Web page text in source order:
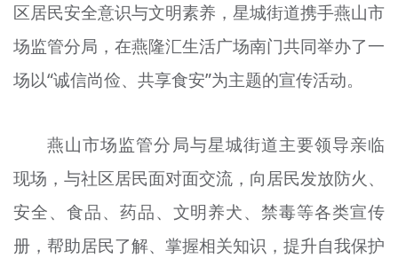
榜样人物
+
身边好人
北京宣传文化引导基金
宣传思想文化人才
专题
区居民安全意识与文明素养，星城街道携手燕山市
场监管分局，在燕隆汇生活广场南门共同举办了一
场以“诚信尚俭、共享食安”为主题的宣传活动。
燕山市场监管分局与星城街道主要领导亲临
现场，与社区居民面对面交流，向居民发放防火、
安全、食品、药品、文明养犬、禁毒等各类宣传
册，帮助居民了解、掌握相关知识，提升自我保护